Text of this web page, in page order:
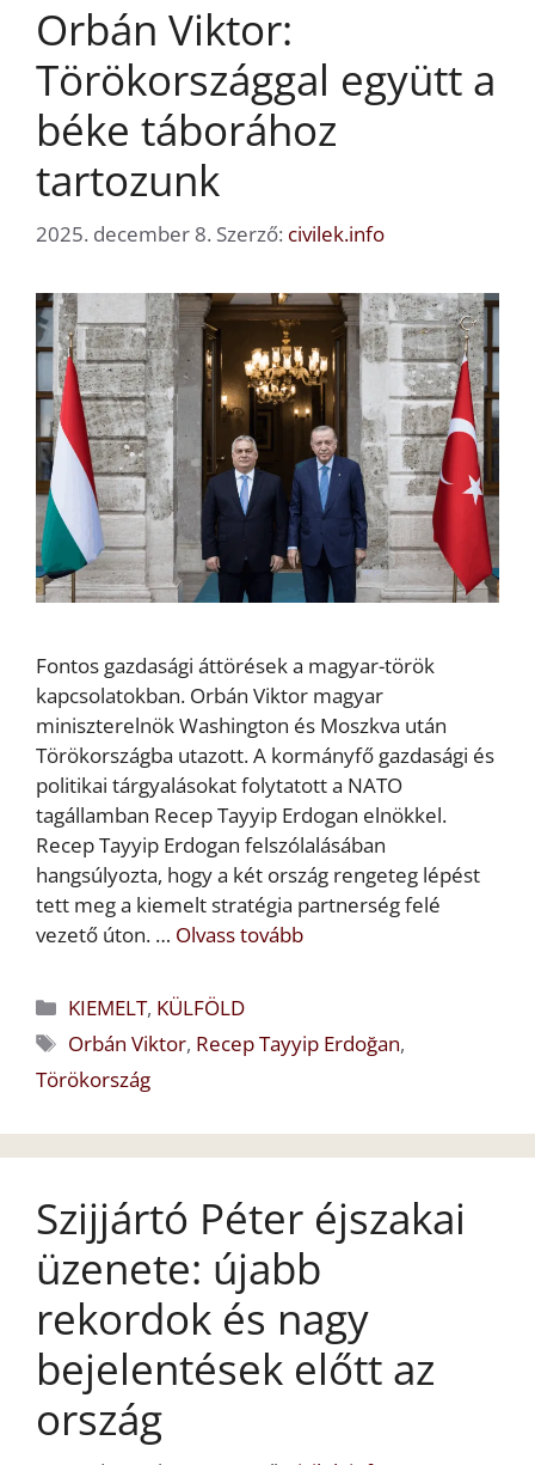
Orbán Viktor:
Törökországgal együtt a
béke táborához
tartozunk
2025. december 8. Szerző: civilek.info
Fontos gazdasági áttörések a magyar-török
kapcsolatokban. Orbán Viktor magyar
miniszterelnök Washington és Moszkva után
Törökországba utazott. A kormányfő gazdasági és
politikai tárgyalásokat folytatott a NATO
tagállamban Recep Tayyip Erdogan elnökkel.
Recep Tayyip Erdogan felszólalásában
hangsúlyozta, hogy a két ország rengeteg lépést
tett meg a kiemelt stratégia partnerség felé
vezető úton. … Olvass tovább
Kategória
KIEMELT, KÜLFÖLD
Címkék
Orbán Viktor, Recep Tayyip Erdoğan,
Törökország
Szijjártó Péter éjszakai
üzenete: újabb
rekordok és nagy
bejelentések előtt az
ország